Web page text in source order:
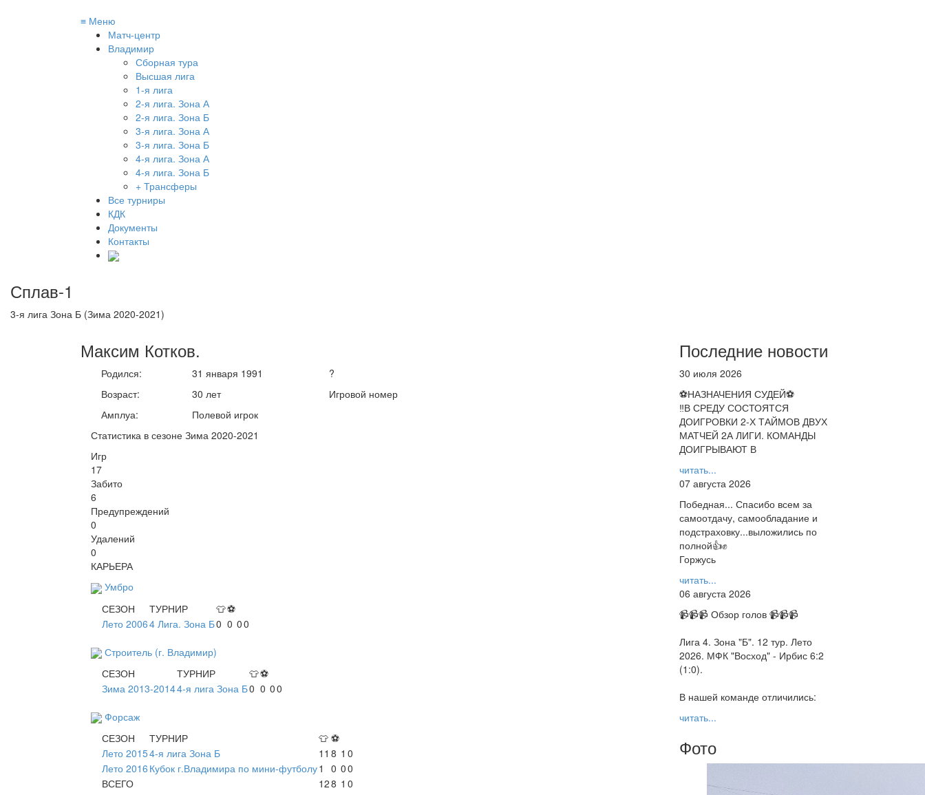
≡ Меню
Матч-центр
Владимир
Сборная тура
Высшая лига
1-я лига
2-я лига. Зона А
2-я лига. Зона Б
3-я лига. Зона А
3-я лига. Зона Б
4-я лига. Зона А
4-я лига. Зона Б
+ Трансферы
Все турниры
КДК
Документы
Контакты
Сплав-1
3-я лига Зона Б (Зима 2020-2021)
Максим Котков.
Родился:
Возраст:
Амплуа:
31 января 1991
30 лет
Полевой игрок
?
Игровой номер
Статистика в сезоне Зима 2020-2021
Игр
17
Забито
6
Предупреждений
0
Удалений
0
КАРЬЕРА
Умбро
СЕЗОН
ТУРНИР 👕⚽
Лето 20064 Лига. Зона Б0 0 00
Строитель (г. Владимир)
СЕЗОН
ТУРНИР 👕⚽
Зима 2013-20144-я лига Зона Б0 0 00
Форсаж
СЕЗОН
ТУРНИР 👕 ⚽
Лето 20154-я лига Зона Б 11 8 1 0
Лето 2016 Кубок г.Владимира по мини-футболу1 0 00
ВСЕГО
128 1 0
Последние новости
30 июля 2026
⚽НАЗНАЧЕНИЯ СУДЕЙ⚽
‼В СРЕДУ СОСТОЯТСЯ
ДОИГРОВКИ 2-Х ТАЙМОВ ДВУХ
МАТЧЕЙ 2А ЛИГИ. КОМАНДЫ
ДОИГРЫВАЮТ В
читать...
07 августа 2026
Победная... Спасибо всем за
самоотдачу, самообладание и
подстраховку...выложились по
полной👍✊
Горжусь
читать...
06 августа 2026
📹📹📹 Обзор голов 📹📹📹
Лига 4. Зона "Б". 12 тур. Лето
2026. МФК "Восход" - Ирбис 6:2
(1:0).
В нашей команде отличились:
читать...
Фото